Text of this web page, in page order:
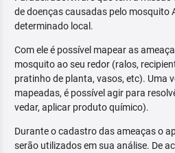
de doenças causadas pelo mosquito
determinado local.
Com ele é possível mapear as
mosquito ao seu redor (ralos,
pratinho de planta, vasos, etc). Uma
mapeadas, é possível agir para
vedar, aplicar produto químico).
Durante o cadastro das ameaças o
serão utilizados em sua análise. De